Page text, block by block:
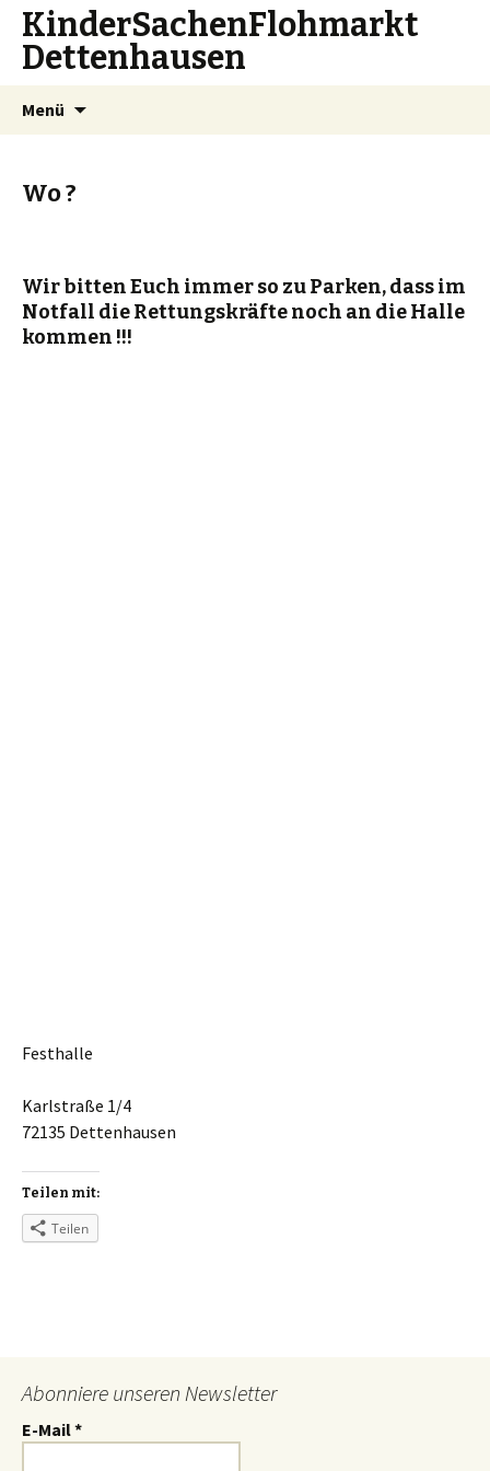
KinderSachenFlohmarkt
Dettenhausen
Menü
Wo ?
Wir bitten Euch immer so zu Parken, dass im
Notfall die Rettungskräfte noch an die Halle
kommen !!!
Festhalle
Karlstraße 1/4
72135 Dettenhausen
Teilen mit:
Teilen
Abonniere unseren Newsletter
E-Mail*